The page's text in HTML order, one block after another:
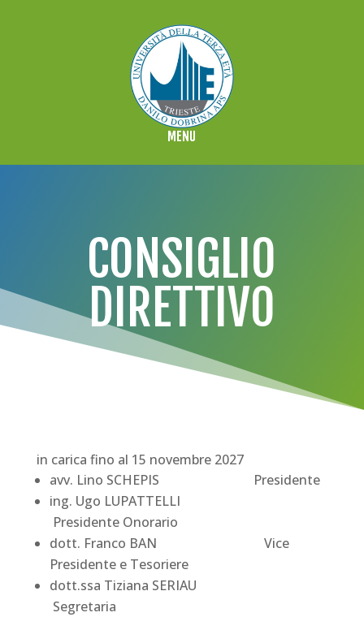
CONSIGLIO
DIRETTIVO
in carica fino al 15 novembre 2027
avv. Lino SCHEPIS Presidente
ing. Ugo LUPATTELLI
Presidente Onorario
dott. Franco BAN Vice
Presidente e Tesoriere
dott.ssa Tiziana SERIAU
Segretaria